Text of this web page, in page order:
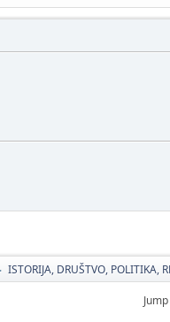
ISTORIJA, DRUŠTVO, POLITIKA,